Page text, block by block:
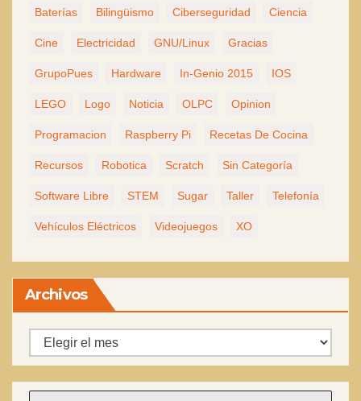
Baterías Bilingüismo Ciberseguridad Ciencia
Cine Electricidad GNU/Linux Gracias
GrupoPues Hardware In-Genio 2015 IOS
LEGO Logo Noticia OLPC Opinion
Programacion Raspberry Pi Recetas De Cocina
Recursos Robotica Scratch Sin Categoría
Software Libre STEM Sugar Taller Telefonía
Vehículos Eléctricos Videojuegos XO
Archivos
Archivos